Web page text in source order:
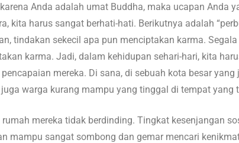
Anda adalah umat Buddha, maka ucapan Anda
kita harus sangat berhati-hati. Berikutnya adalah
tindakan sekecil apa pun menciptakan karma.
karma. Jadi, dalam kehidupan sehari-hari, kita
mereka. Di sana, di sebuah kota besar
warga kurang mampu yang tinggal di tempat yang
rumah mereka tidak berdinding. Tingkat kesenjangan
mampu sangat sombong dan gemar mencari